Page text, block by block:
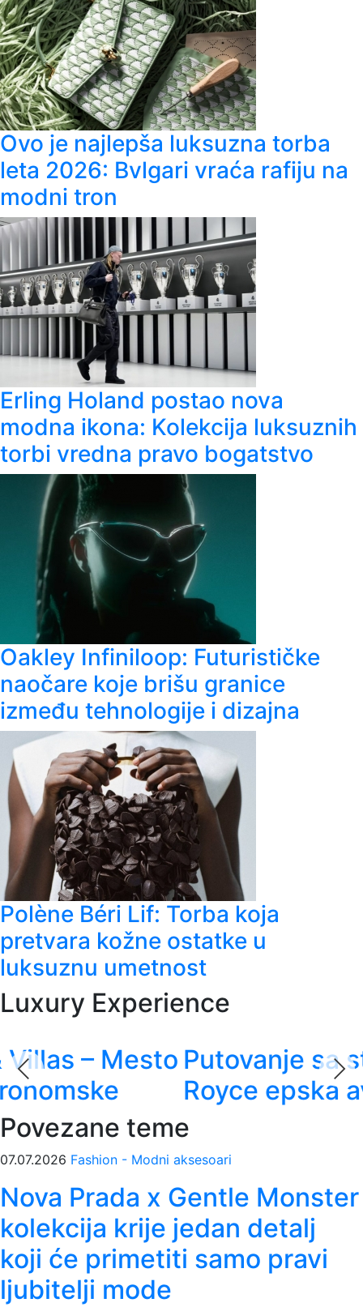
Ovo je najlepša luksuzna torba
leta 2026: Bvlgari vraća rafiju na
modni tron
Erling Holand postao nova
modna ikona: Kolekcija luksuznih
torbi vredna pravo bogatstvo
Oakley Infiniloop: Futurističke
naočare koje brišu granice
između tehnologije i dizajna
Polène Béri Lif: Torba koja
pretvara kožne ostatke u
luksuznu umetnost
Luxury Experience
Putovanje sa stilom - Rolls-
Royce epska avantura
Povezane teme
07.07.2026 Fashion - Modni aksesoari
Nova Prada x Gentle Monster
kolekcija krije jedan detalj
koji će primetiti samo pravi
ljubitelji mode